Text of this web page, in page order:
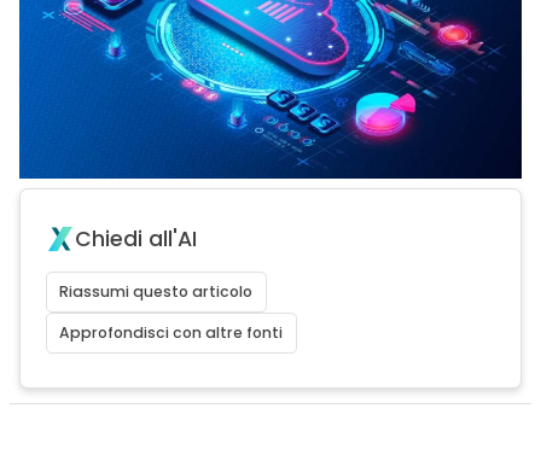
Chiedi all'AI
Riassumi questo articolo
Approfondisci con altre fonti